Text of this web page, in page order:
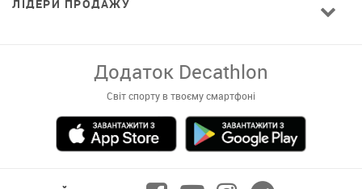
ЛІДЕРИ ПРОДАЖУ
Завантажуй додаток!
Комфортні покупки, ексклюзивні
пропозиції і зручний каталог в твоєму телефоні